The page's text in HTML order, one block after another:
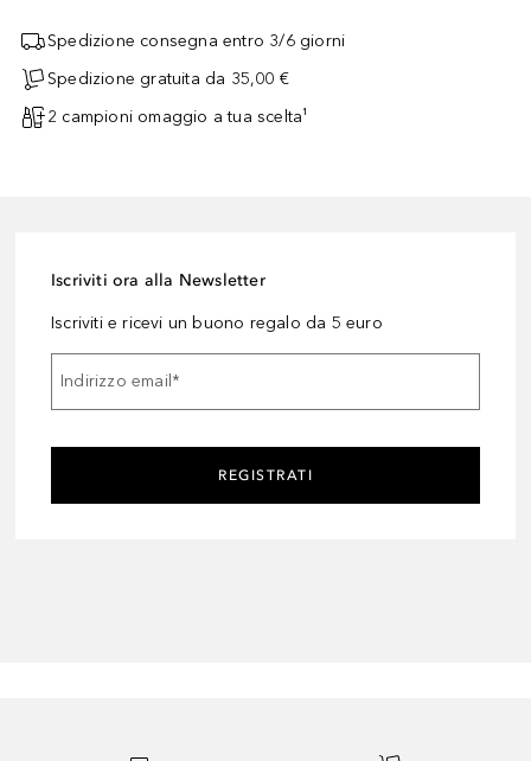
Spedizione consegna entro 3/6 giorni
Spedizione gratuita da 35,00 €
2 campioni omaggio a tua scelta¹
Iscriviti ora alla Newsletter
Iscriviti e ricevi un buono regalo da 5 euro
Indirizzo email*
REGISTRATI